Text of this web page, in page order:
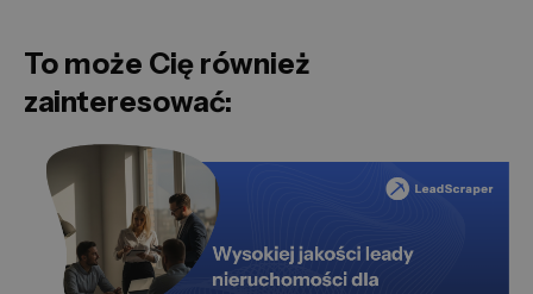
To może Cię również
zainteresować: